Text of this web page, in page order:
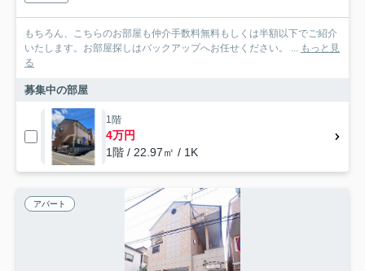
もちろん、こちらのお部屋も仲介手数料無料もしくは半額以下でご紹介
いたします。お部屋探しはバックアップへお任せください。 ... もっと見
る
募集中の部屋
1階
4万円
1階 / 22.97㎡ / 1K
アパート